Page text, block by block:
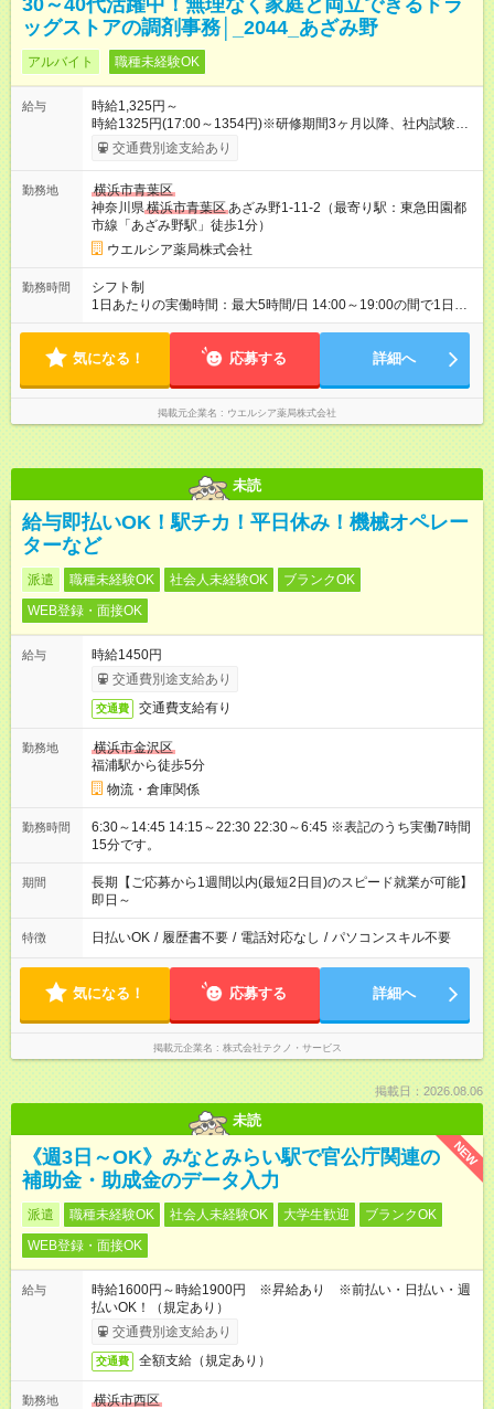
30～40代活躍中！無理なく家庭と両立できるドラ
ッグストアの調剤事務│_2044_あざみ野
アルバイト 職種未経験OK
給与
時給1,325円～
時給1325円(17:00～1354円)※研修期間3ヶ月以降、社内試験に
よる更新判定あり 社内試験合格後、時給＋50～100円の昇給あ
り （大学生は＋20円） 試用期間あり：入社日から3ヶ月間／本
間の長さ：3ヶ月 雇用形態、給与は本採用時と同じです。
交通費別途支給あり
勤務地
横浜市青葉区
神奈川県横浜市青葉区あざみ野1-11-2（最寄り駅：東急田園都
市線「あざみ野駅」徒歩1分）
ウエルシア薬局株式会社
勤務時間
シフト制
1日あたりの実働時間：最大5時間/日 14:00～19:00の間で1日5
時間の勤務 ☆週2～3日の勤務 ※シフトの相談可能 ☆未経験・無
気になる！ 応募する 詳細へ
掲載元企業名 ウエルシア薬局株式会社
未読
給与即払いOK！駅チカ！平日休み！機械オペレー
ターなど
派遣 職種未経験OK 社会人未経験OK
ブランクOK
WEB登録・面接OK
給与
時給1450円
交通費別途支給あり
交通費 交通費支給有り
勤務地
横浜市金沢区
福浦駅から徒歩5分
物流・倉庫関係
勤務時間
6:30～14:45 14:15～22:30 22:30～6:45 ※表記のうち実働7時間
15分です。
期間
長期【ご応募から1週間以内(最短2日目)のスピード就業が可能】
即日～
特徴 日払いOK / 履歴書不要 / 電話対応なし / パソコンスキル不要
気になる！ 応募する 詳細へ
掲載元企業名 株式会社テクノ・サービス
掲載日：2026.08.06
未読
NEW
《週3日～OK》みなとみらい駅で官公庁関連の
補助金・助成金のデータ入力
派遣 職種未経験OK 社会人未経験OK 大学生歓迎
ブランクOK
WEB登録・面接OK
給与
時給1600円～時給1900円 ※昇給あり ※前払い・日払い・週
払いOK！（規定あり）
交通費別途支給あり
交通費 全額支給（規定あり）
勤務地
横浜市西区